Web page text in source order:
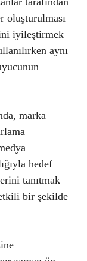
oluşturulması
iyileştirmek
aynı
marka
hedef
tanıtmak
bir şekilde